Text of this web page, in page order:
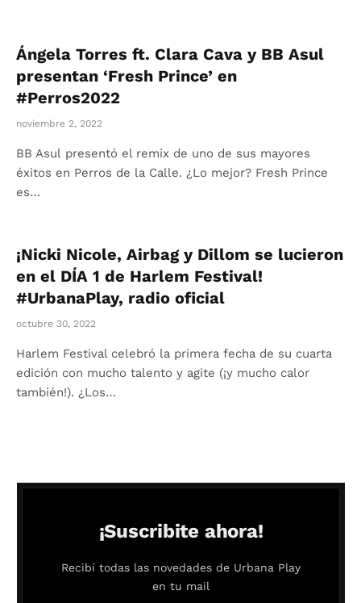
Ángela Torres ft. Clara Cava y BB Asul
presentan ‘Fresh Prince’ en
#Perros2022
noviembre 2, 2022
BB Asul presentó el remix de uno de sus mayores
éxitos en Perros de la Calle. ¿Lo mejor? Fresh Prince
es…
¡Nicki Nicole, Airbag y Dillom se lucieron
en el DÍA 1 de Harlem Festival!
#UrbanaPlay, radio oficial
octubre 30, 2022
Harlem Festival celebró la primera fecha de su cuarta
edición con mucho talento y agite (¡y mucho calor
también!). ¿Los…
¡Suscribite ahora!
Recibí todas las novedades de Urbana Play
en tu mail